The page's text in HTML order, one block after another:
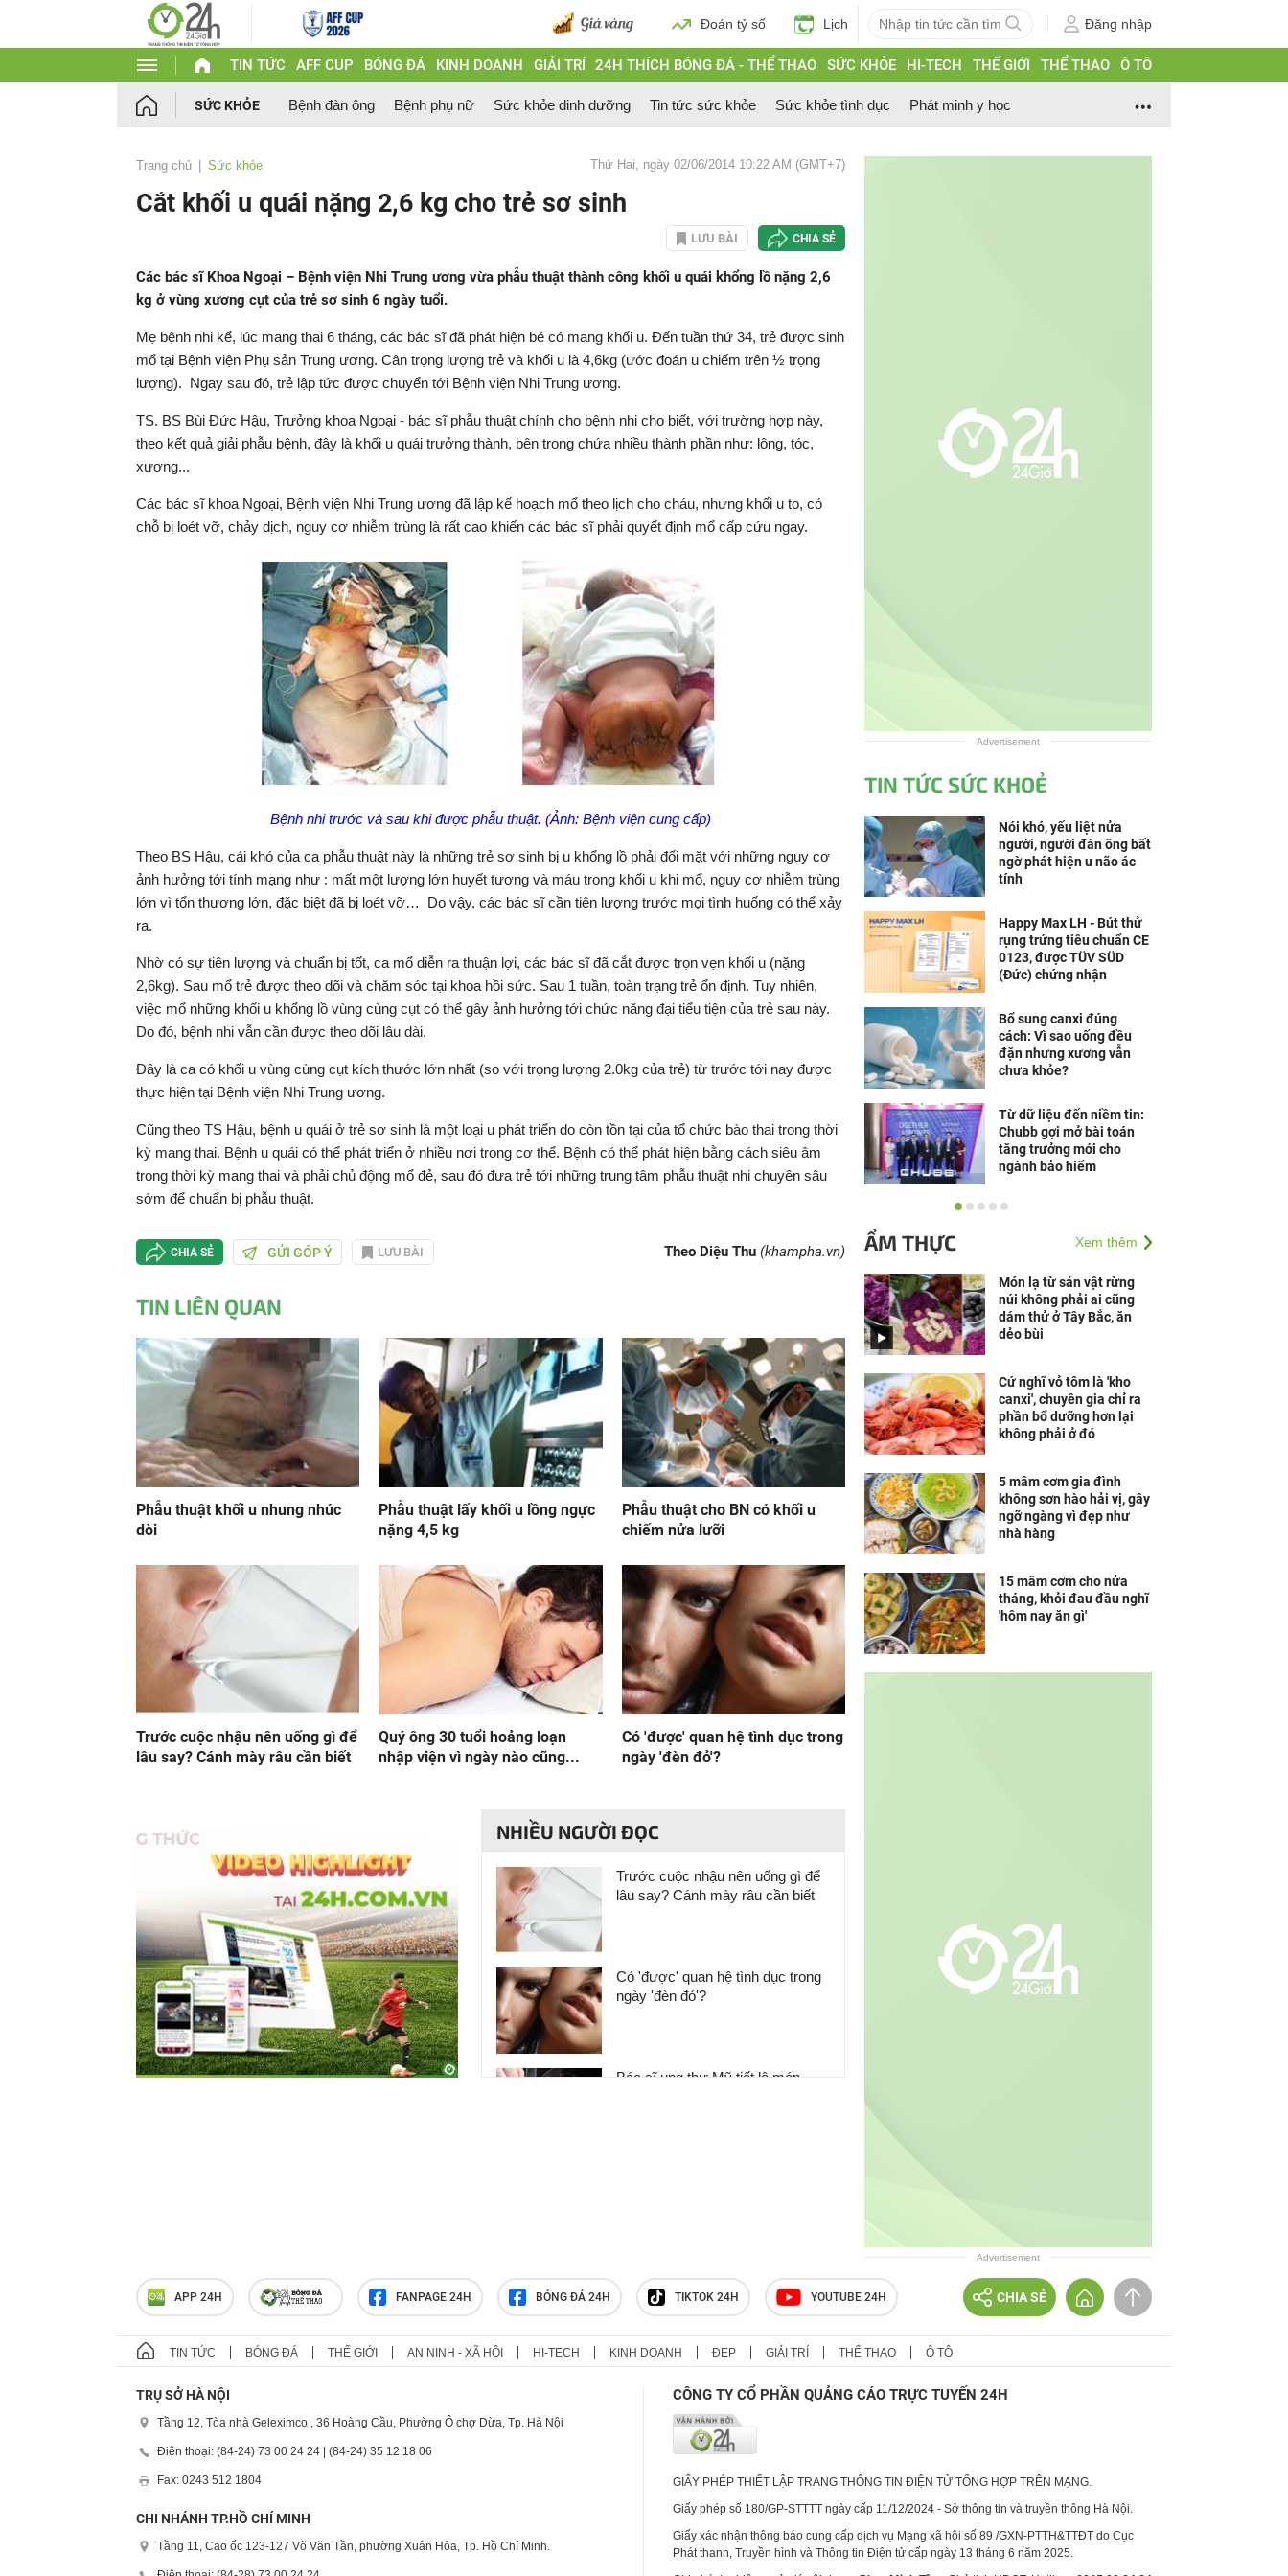
Đoán tỷ số Lịch Đăng nhập
TIN TỨC AFF CUP BÓNG ĐÁ KINH DOANH GIẢI TRÍ 24H THÍCH BÓNG ĐÁ - THỂ THAO SỨC KHỎE HI-TECH THẾ GIỚI THỂ THAO Ô TÔ
SỨC KHỎE Bệnh đàn ông Bệnh phụ nữ Sức khỏe dinh dưỡng Tin tức sức khỏe Sức khỏe tình dục Phát minh y học
Trang chủ Sức khỏe Thứ Hai, ngày 02/06/2014 10:22 AM (GMT+7)
Cắt khối u quái nặng 2,6 kg cho trẻ sơ sinh
LƯU BÀI CHIA SẺ
Các bác sĩ Khoa Ngoại – Bệnh viện Nhi Trung ương vừa phẫu thuật thành công khối u quái khổng lồ nặng 2,6
kg ở vùng xương cụt của trẻ sơ sinh 6 ngày tuổi.
Mẹ bệnh nhi kể, lúc mang thai 6 tháng, các bác sĩ đã phát hiện bé có mang khối u. Đến tuần thứ 34, trẻ được sinh
mổ tại Bệnh viện Phụ sản Trung ương. Cân trọng lượng trẻ và khối u là 4,6kg (ước đoán u chiếm trên ½ trọng
lượng). Ngay sau đó, trẻ lập tức được chuyển tới Bệnh viện Nhi Trung ương.
TS. BS Bùi Đức Hậu, Trưởng khoa Ngoại - bác sĩ phẫu thuật chính cho bệnh nhi cho biết, với trường hợp này,
theo kết quả giải phẫu bệnh, đây là khối u quái trưởng thành, bên trong chứa nhiều thành phần như: lông, tóc,
xương...
Các bác sĩ khoa Ngoại, Bệnh viện Nhi Trung ương đã lập kế hoạch mổ theo lịch cho cháu, nhưng khối u to, có
chỗ bị loét vỡ, chảy dịch, nguy cơ nhiễm trùng là rất cao khiến các bác sĩ phải quyết định mổ cấp cứu ngay.
Bệnh nhi trước và sau khi được phẫu thuật. (Ảnh: Bệnh viện cung cấp)
Theo BS Hậu, cái khó của ca phẫu thuật này là những trẻ sơ sinh bị u khổng lồ phải đối mặt với những nguy cơ
ảnh hưởng tới tính mạng như : mất một lượng lớn huyết tương và máu trong khối u khi mổ, nguy cơ nhiễm trùng
lớn vì tổn thương lớn, đặc biệt đã bị loét vỡ… Do vậy, các bác sĩ cần tiên lượng trước mọi tình huống có thể xảy
ra.
Nhờ có sự tiên lượng và chuẩn bị tốt, ca mổ diễn ra thuận lợi, các bác sĩ đã cắt được trọn vẹn khối u (nặng
2,6kg). Sau mổ trẻ được theo dõi và chăm sóc tại khoa hồi sức. Sau 1 tuần, toàn trạng trẻ ổn định. Tuy nhiên,
việc mổ những khối u khổng lồ vùng cùng cụt có thể gây ảnh hưởng tới chức năng đại tiểu tiện của trẻ sau này.
Do đó, bệnh nhi vẫn cần được theo dõi lâu dài.
Đây là ca có khối u vùng cùng cụt kích thước lớn nhất (so với trọng lượng 2.0kg của trẻ) từ trước tới nay được
thực hiện tại Bệnh viện Nhi Trung ương.
Cũng theo TS Hậu, bệnh u quái ở trẻ sơ sinh là một loại u phát triển do còn tồn tại của tổ chức bào thai trong thời
kỳ mang thai. Bệnh u quái có thể phát triển ở nhiều nơi trong cơ thể. Bệnh có thể phát hiện bằng cách siêu âm
trong thời kỳ mang thai và phải chủ động mổ đẻ, sau đó đưa trẻ tới những trung tâm phẫu thuật nhi chuyên sâu
sớm để chuẩn bị phẫu thuật.
CHIA SẺ GỬI GÓP Ý LƯU BÀI Theo Diệu Thu (khampha.vn)
TIN LIÊN QUAN
Phẫu thuật khối u nhung nhúc
dòi
Phẫu thuật lấy khối u lồng ngực
nặng 4,5 kg
Phẫu thuật cho BN có khối u
chiếm nửa lưỡi
Trước cuộc nhậu nên uống gì để
lâu say? Cánh mày râu cần biết
Quý ông 30 tuổi hoảng loạn
nhập viện vì ngày nào cũng...
Có 'được' quan hệ tình dục trong
ngày 'đèn đỏ'?
NHIỀU NGƯỜI ĐỌC
Trước cuộc nhậu nên uống gì để
lâu say? Cánh mày râu cần biết
Có 'được' quan hệ tình dục trong
ngày 'đèn đỏ'?
Bác sĩ ung thư Mỹ tiết lộ món
Advertisement
TIN TỨC SỨC KHOẺ
Nói khó, yếu liệt nửa
người, người đàn ông bất
ngờ phát hiện u não ác
tính
Happy Max LH - Bút thử
rụng trứng tiêu chuẩn CE
0123, được TÜV SÜD
(Đức) chứng nhận
Bổ sung canxi đúng
cách: Vì sao uống đều
đặn nhưng xương vẫn
chưa khỏe?
Từ dữ liệu đến niềm tin:
Chubb gợi mở bài toán
tăng trưởng mới cho
ngành bảo hiểm
Bệnh viện Ung Bướu
Solutions hợp tác ứng
trong phòng,...
ẨM THỰC Xem thêm
Món lạ từ sản vật rừng
núi không phải ai cũng
dám thử ở Tây Bắc, ăn
dẻo bùi
Cứ nghĩ vỏ tôm là 'kho
canxi', chuyên gia chỉ ra
phần bổ dưỡng hơn lại
không phải ở đó
5 mâm cơm gia đình
không sơn hào hải vị, gây
ngỡ ngàng vì đẹp như
nhà hàng
15 mâm cơm cho nửa
tháng, khỏi đau đầu nghĩ
'hôm nay ăn gì'
Advertisement
APP 24H FANPAGE 24H BÓNG ĐÁ 24H TIKTOK 24H YOUTUBE 24H CHIA SẺ
TIN TỨC BÓNG ĐÁ THẾ GIỚI AN NINH - XÃ HỘI HI-TECH KINH DOANH ĐẸP GIẢI TRÍ THỂ THAO Ô TÔ
TRỤ SỞ HÀ NỘI
Tầng 12, Tòa nhà Geleximco , 36 Hoàng Cầu, Phường Ô chợ Dừa, Tp. Hà Nội
Điện thoại: (84-24) 73 00 24 24 | (84-24) 35 12 18 06
Fax: 0243 512 1804
CHI NHÁNH TP.HỒ CHÍ MINH
Tầng 11, Cao ốc 123-127 Võ Văn Tần, phường Xuân Hòa, Tp. Hồ Chí Minh.
CÔNG TY CỔ PHẦN QUẢNG CÁO TRỰC TUYẾN 24H
GIẤY PHÉP THIẾT LẬP TRANG THÔNG TIN ĐIỆN TỬ TỔNG HỢP TRÊN MẠNG.
Giấy phép số 180/GP-STTTT ngày cấp 11/12/2024 - Sở thông tin và truyền thông Hà Nội.
Giấy xác nhận thông báo cung cấp dịch vụ Mạng xã hội số 89 /GXN-PTTH&TTĐT do Cục
Phát thanh, Truyền hình và Thông tin Điện tử cấp ngày 13 tháng 6 năm 2025.